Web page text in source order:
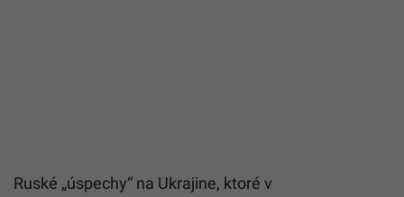
Ruské „úspechy“ na Ukrajine, ktoré v